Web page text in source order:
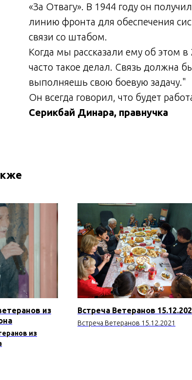
«За Отвагу». В 1944 году он
линию фронта для обеспечения
связи со штабом.
Когда мы рассказали ему об этом в
часто такое делал. Связь должна
выполняешь свою боевую задачу."
Он всегда говорил, что будет
Серикбай Динара, правнучка
из
из
Встреча Ветеранов
Встреча Ветеранов 15.12.2021